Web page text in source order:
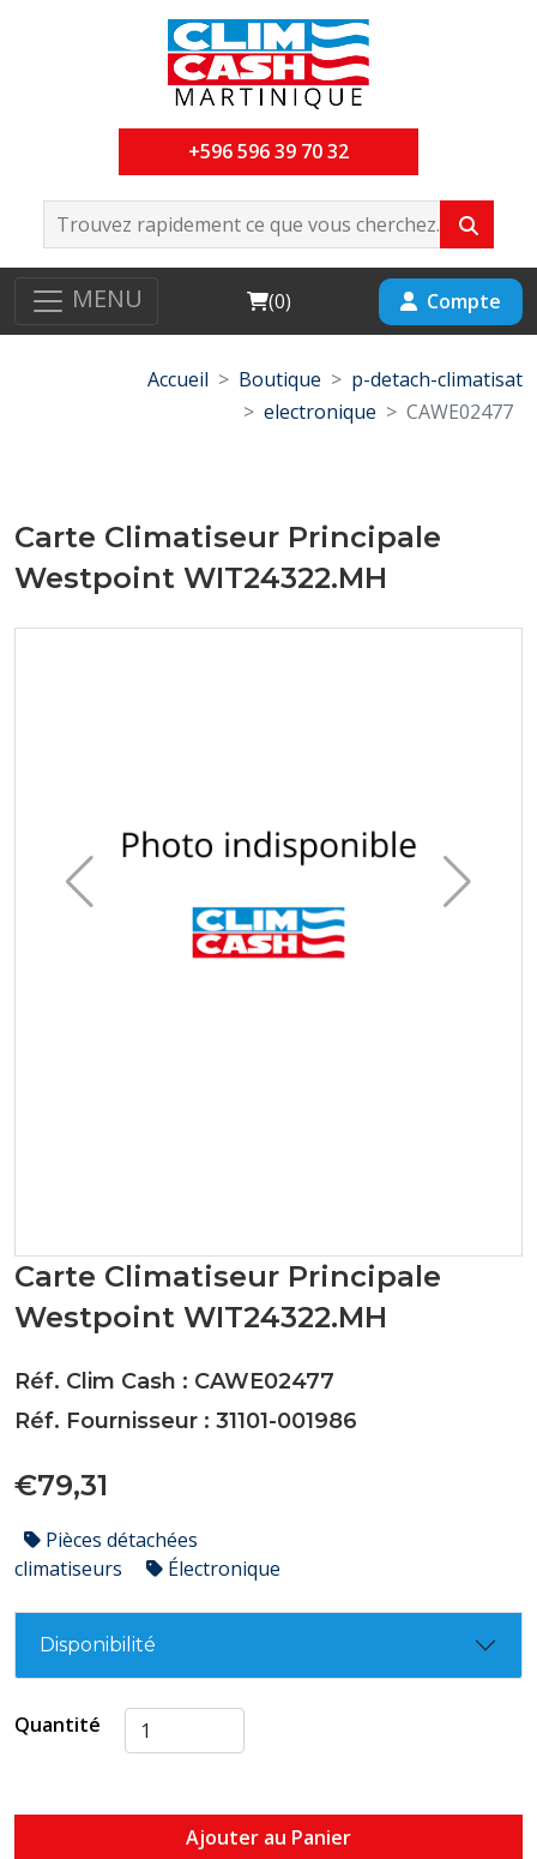
+596 596 39 70 32
MENU Cart
(0) Compte
Accueil Boutique
p-detach-climatisat
electronique
CAWE02477
Carte Climatiseur Principale
Westpoint WIT24322.MH
Carte Climatiseur Principale
Westpoint WIT24322.MH
Réf. Clim Cash : CAWE02477
Réf. Fournisseur : 31101-001986
€79,31
Pièces détachées
climatiseurs
Électronique
Disponibilité
Quantité
Ajouter au Panier